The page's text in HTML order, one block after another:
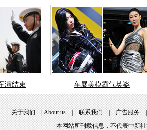
演结束 车展美模霸气英姿
关于我们|About us|联系我们|广告服务
本网站所刊载信息，不代表中新